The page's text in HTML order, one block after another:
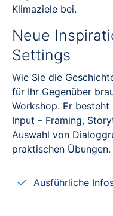
Klimaziele bei.
Neue
Settings
Wie Sie die
für Ihr Gegenüber
Workshop. Er
Input – Framing,
Auswahl von
praktischen Übungen.
Ausführliche